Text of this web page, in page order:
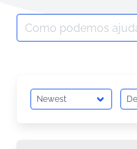
Search
for: